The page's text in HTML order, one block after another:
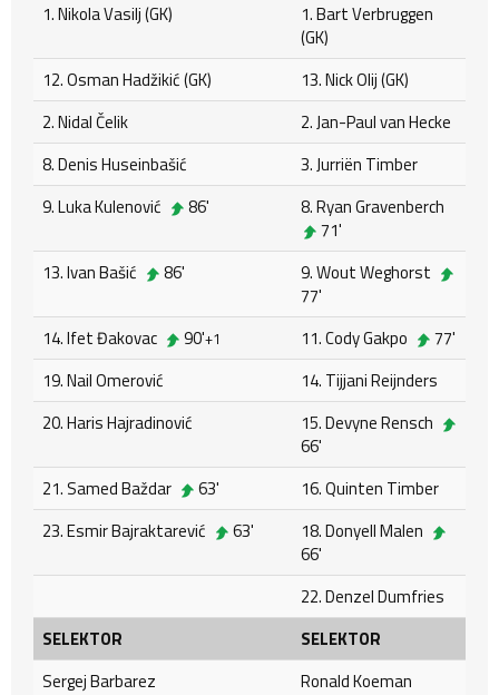
1. Nikola Vasilj (GK)
1. Bart Verbruggen
(GK)
12. Osman Hadžikić (GK)
13. Nick Olij (GK)
2. Nidal Čelik
2. Jan-Paul van Hecke
8. Denis Huseinbašić
3. Jurriën Timber
9. Luka Kulenović
86'
8. Ryan Gravenberch
71'
13. Ivan Bašić
86'
9. Wout Weghorst
77'
14. Ifet Đakovac
90'+1 11. Cody Gakpo
77'
19. Nail Omerović
14. Tijjani Reijnders
20. Haris Hajradinović
15. Devyne Rensch
66'
21. Samed Baždar
63'
16. Quinten Timber
23. Esmir Bajraktarević
63'
18. Donyell Malen
66'
22. Denzel Dumfries
SELEKTOR
SELEKTOR
Sergej Barbarez
Ronald Koeman